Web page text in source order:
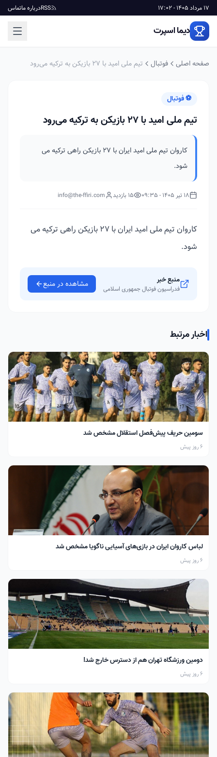
17 مرداد 1405 - 17:02 RSSدرباره ماتماس
دیما اسپرت
صفحه اصلی فوتبال تیم ملی امید با ۲۷ بازیکن به ترکیه می‌رود
⚽ فوتبال
تیم ملی امید با ۲۷ بازیکن به ترکیه می‌رود
کاروان تیم ملی امید ایران با ۲۷ بازیکن راهی ترکیه می
شود.
18 تیر 1405 - 09:35 15 بازدید info@the-ffiri.com
کاروان تیم ملی امید ایران با ۲۷ بازیکن راهی ترکیه می
شود.
منبع خبر
فدراسیون فوتبال جمهوری اسلامی مشاهده در منبع
اخبار مرتبط
سومین حریف پیش‌فصل استقلال مشخص شد
6 روز پیش
لباس کاروان ایران در بازی‌های آسیایی ناگویا مشخص شد
6 روز پیش
دومین ورزشگاه تهران هم از دسترس خارج شد!
6 روز پیش